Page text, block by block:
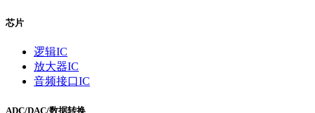
芯片
逻辑IC
放大器IC
音频接口IC
ADC/DAC/数据转换